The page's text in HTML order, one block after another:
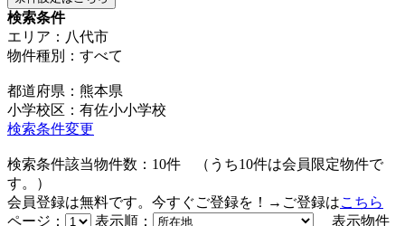
検索条件
エリア：八代市
物件種別：すべて
都道府県：熊本県
小学校区：有佐小小学校
検索条件変更
検索条件該当物件数： 10件 （うち10件は会員限定物件で
す。）
会員登録は無料です。今すぐご登録を！→ご登録はこちら
ページ：
表示順：
表示物件